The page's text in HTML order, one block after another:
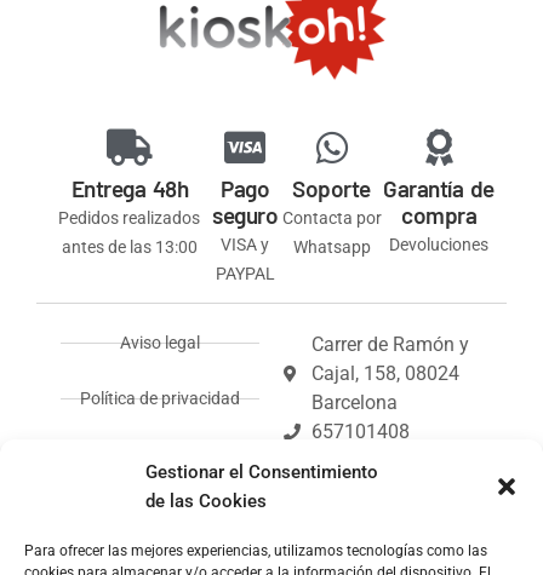
Gestionar el Consentimiento
de las Cookies
Para ofrecer las mejores experiencias, utilizamos tecnologías como las
Entrega 48h
Pedidos realizados
antes de las 13:00
Pago
seguro
VISA y
PAYPAL
Soporte
Contacta por
Whatsapp
Garantía de
compra
Devoluciones
Aviso legal
Política de privacidad
devoluciones
Carrer de Ramón y
Cajal, 158, 08024
Barcelona
657101408
info@kioskoh.com
Coleccionismo en